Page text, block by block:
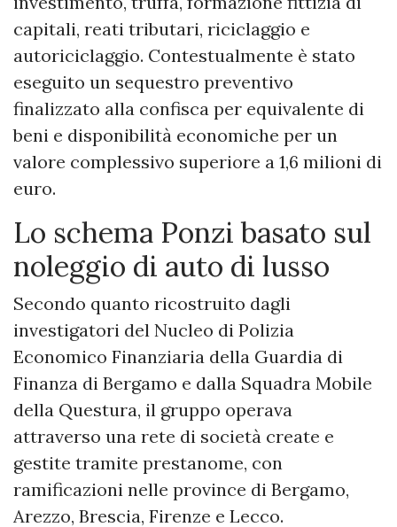
capitali, reati tributari, riciclaggio e
autoriciclaggio. Contestualmente è stato
eseguito un sequestro preventivo
finalizzato alla confisca per equivalente di
beni e disponibilità economiche per un
valore complessivo superiore a 1,6 milioni di
euro.
Lo schema Ponzi basato sul
noleggio di auto di lusso
Secondo quanto ricostruito dagli
investigatori del Nucleo di Polizia
Economico Finanziaria della Guardia di
Finanza di Bergamo e dalla Squadra Mobile
della Questura, il gruppo operava
attraverso una rete di società create e
gestite tramite prestanome, con
ramificazioni nelle province di Bergamo,
Arezzo, Brescia, Firenze e Lecco.